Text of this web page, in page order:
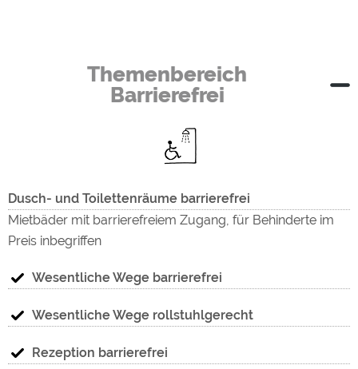
Themenbereich
Barrierefrei
Dusch- und Toilettenräume barrierefrei
Mietbäder mit barrierefreiem Zugang, für Behinderte im
Preis inbegriffen
Wesentliche Wege barrierefrei
Wesentliche Wege rollstuhlgerecht
Rezeption barrierefrei